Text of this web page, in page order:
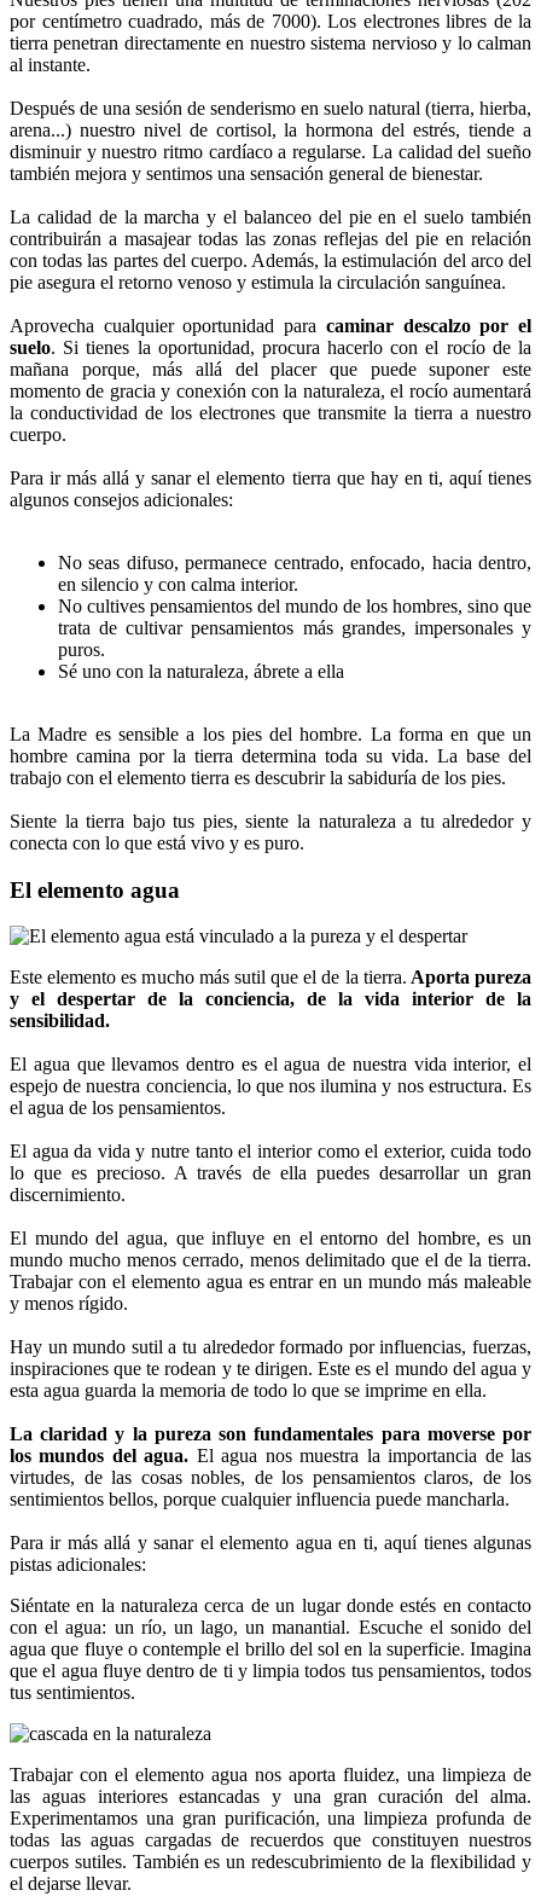
por centímetro cuadrado, más de 7000). Los electrones libres de la
tierra penetran directamente en nuestro sistema nervioso y lo calman
al instante.
Después de una sesión de senderismo en suelo natural (tierra, hierba,
arena...) nuestro nivel de cortisol, la hormona del estrés, tiende a
disminuir y nuestro ritmo cardíaco a regularse. La calidad del sueño
también mejora y sentimos una sensación general de bienestar.
La calidad de la marcha y el balanceo del pie en el suelo también
contribuirán a masajear todas las zonas reflejas del pie en relación
con todas las partes del cuerpo. Además, la estimulación del arco del
pie asegura el retorno venoso y estimula la circulación sanguínea.
Aprovecha cualquier oportunidad para caminar descalzo por el
suelo. Si tienes la oportunidad, procura hacerlo con el rocío de la
mañana porque, más allá del placer que puede suponer este
momento de gracia y conexión con la naturaleza, el rocío aumentará
la conductividad de los electrones que transmite la tierra a nuestro
cuerpo.
Para ir más allá y sanar el elemento tierra que hay en ti, aquí tienes
algunos consejos adicionales:
No seas difuso, permanece centrado, enfocado, hacia dentro,
en silencio y con calma interior.
No cultives pensamientos del mundo de los hombres, sino que
trata de cultivar pensamientos más grandes, impersonales y
puros.
Sé uno con la naturaleza, ábrete a ella
La Madre es sensible a los pies del hombre. La forma en que un
hombre camina por la tierra determina toda su vida. La base del
trabajo con el elemento tierra es descubrir la sabiduría de los pies.
Siente la tierra bajo tus pies, siente la naturaleza a tu alrededor y
conecta con lo que está vivo y es puro.
El elemento agua
Este elemento es mucho más sutil que el de la tierra. Aporta pureza
y el despertar de la conciencia, de la vida interior de la
sensibilidad.
El agua que llevamos dentro es el agua de nuestra vida interior, el
espejo de nuestra conciencia, lo que nos ilumina y nos estructura. Es
el agua de los pensamientos.
El agua da vida y nutre tanto el interior como el exterior, cuida todo
lo que es precioso. A través de ella puedes desarrollar un gran
discernimiento.
El mundo del agua, que influye en el entorno del hombre, es un
mundo mucho menos cerrado, menos delimitado que el de la tierra.
Trabajar con el elemento agua es entrar en un mundo más maleable
y menos rígido.
Hay un mundo sutil a tu alrededor formado por influencias, fuerzas,
inspiraciones que te rodean y te dirigen. Este es el mundo del agua y
esta agua guarda la memoria de todo lo que se imprime en ella.
La claridad y la pureza son fundamentales para moverse por
los mundos del agua. El agua nos muestra la importancia de las
virtudes, de las cosas nobles, de los pensamientos claros, de los
sentimientos bellos, porque cualquier influencia puede mancharla.
Para ir más allá y sanar el elemento agua en ti, aquí tienes algunas
pistas adicionales:
Siéntate en la naturaleza cerca de un lugar donde estés en contacto
con el agua: un río, un lago, un manantial. Escuche el sonido del
agua que fluye o contemple el brillo del sol en la superficie. Imagina
que el agua fluye dentro de ti y limpia todos tus pensamientos, todos
tus sentimientos.
Trabajar con el elemento agua nos aporta fluidez, una limpieza de
las aguas interiores estancadas y una gran curación del alma.
Experimentamos una gran purificación, una limpieza profunda de
todas las aguas cargadas de recuerdos que constituyen nuestros
cuerpos sutiles. También es un redescubrimiento de la flexibilidad y
el dejarse llevar.